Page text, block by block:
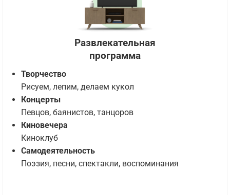
Развлекательная
программа
Творчество
Рисуем, лепим, делаем кукол
Концерты
Певцов, баянистов, танцоров
Киновечера
Киноклуб
Самодеятельность
Поэзия, песни, спектакли, воспоминания